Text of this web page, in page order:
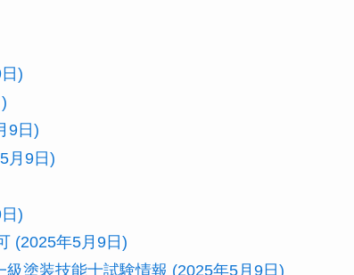
)
9日)
月9日)
)
(2025年5月9日)
級塗装技能士試験情報 (2025年5月9日)